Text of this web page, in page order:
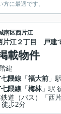
に最適です。
南区西片江
片江２丁目 戸建
載物件
建
隈線 「福大前 」
隈線 「梅林」駅
道（バス）「西
歩2分